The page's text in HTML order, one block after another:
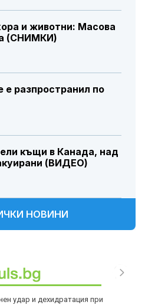
и животни: Масова
(СНИМКИ)
е разпространил по
къщи в Канада, над
(ВИДЕО)
НОВИНИ
удар и дехидратация при